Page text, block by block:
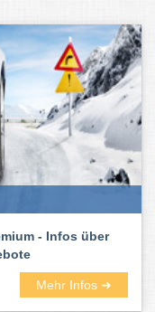
- Infos über
Mehr Infos ➜